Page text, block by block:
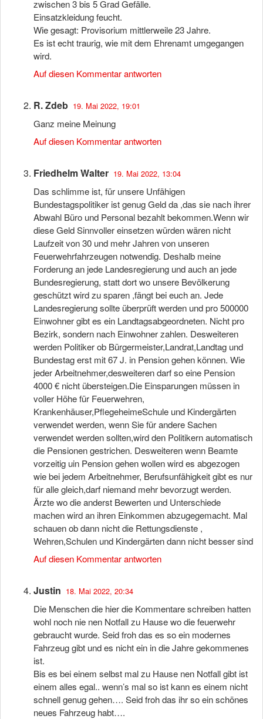
zwischen 3 bis 5 Grad Gefälle.
Einsatzkleidung feucht.
Wie gesagt: Provisorium mittlerweile 23 Jahre.
Es ist echt traurig, wie mit dem Ehrenamt umgegangen
wird.
Auf diesen Kommentar antworten
R. Zdeb 19. Mai 2022, 19:01
Ganz meine Meinung
Auf diesen Kommentar antworten
Friedhelm Walter 19. Mai 2022, 13:04
Das schlimme ist, für unsere Unfähigen
Bundestagspolitiker ist genug Geld da ,das sie nach ihrer
Abwahl Büro und Personal bezahlt bekommen.Wenn wir
diese Geld Sinnvoller einsetzen würden wären nicht
Laufzeit von 30 und mehr Jahren von unseren
Feuerwehrfahrzeugen notwendig. Deshalb meine
Forderung an jede Landesregierung und auch an jede
Bundesregierung, statt dort wo unsere Bevölkerung
geschützt wird zu sparen ,fängt bei euch an. Jede
Landesregierung sollte überprüft werden und pro 500000
Einwohner gibt es ein Landtagsabgeordneten. Nicht pro
Bezirk, sondern nach Einwohner zahlen. Desweiteren
werden Politiker ob Bürgermeister,Landrat,Landtag und
Bundestag erst mit 67 J. in Pension gehen können. Wie
jeder Arbeitnehmer,desweiteren darf so eine Pension
4000 € nicht übersteigen.Die Einsparungen müssen in
voller Höhe für Feuerwehren,
Krankenhäuser,PflegeheimeSchule und Kindergärten
verwendet werden, wenn Sie für andere Sachen
verwendet werden sollten,wird den Politikern automatisch
die Pensionen gestrichen. Desweiteren wenn Beamte
vorzeitig uin Pension gehen wollen wird es abgezogen
wie bei jedem Arbeitnehmer, Berufsunfähigkeit gibt es nur
für alle gleich,darf niemand mehr bevorzugt werden.
Ärzte wo die anderst Bewerten und Unterschiede
machen wird an ihren Einkommen abzugegemacht. Mal
schauen ob dann nicht die Rettungsdienste ,
Wehren,Schulen und Kindergärten dann nicht besser sind
Auf diesen Kommentar antworten
Justin 18. Mai 2022, 20:34
Die Menschen die hier die Kommentare schreiben hatten
wohl noch nie nen Notfall zu Hause wo die feuerwehr
gebraucht wurde. Seid froh das es so ein modernes
Fahrzeug gibt und es nicht ein in die Jahre gekommenes
ist.
Bis es bei einem selbst mal zu Hause nen Notfall gibt ist
einem alles egal.. wenn’s mal so ist kann es einem nicht
schnell genug gehen…. Seid froh das ihr so ein schönes
neues Fahrzeug habt….